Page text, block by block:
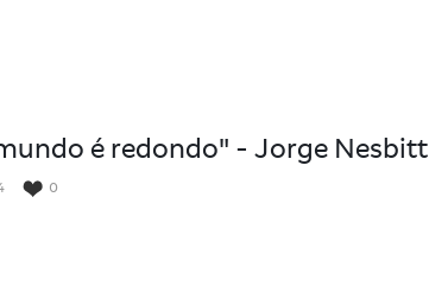
é redondo" - Jorge Nesbitt
0